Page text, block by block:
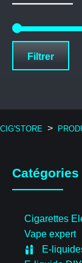
Filtrer
CIG'STORE >
Catégories
Cigarettes
Vape expert
E-